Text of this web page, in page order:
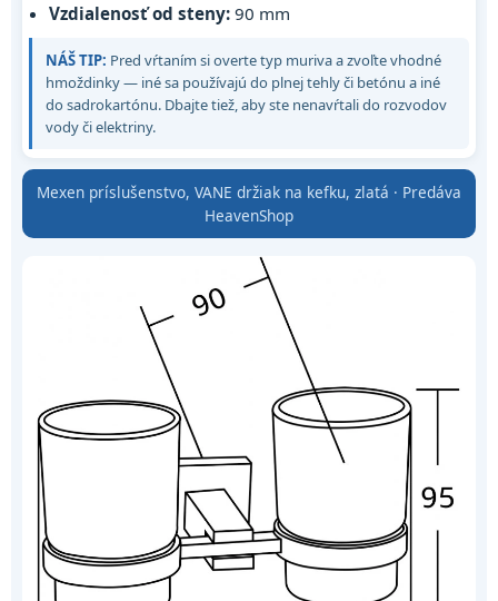
Vzdialenosť od steny: 90 mm
NÁŠ TIP: Pred vŕtaním si overte typ muriva a zvoľte vhodné
hmoždinky — iné sa používajú do plnej tehly či betónu a iné
do sadrokartónu. Dbajte tiež, aby ste nenavŕtali do rozvodov
vody či elektriny.
Mexen príslušenstvo, VANE držiak na kefku, zlatá · Predáva
HeavenShop